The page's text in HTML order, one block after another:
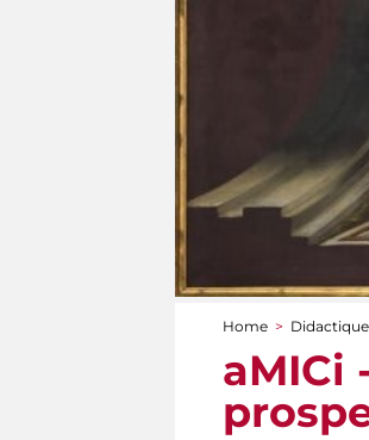
You are
Home > Didactique
aMICi